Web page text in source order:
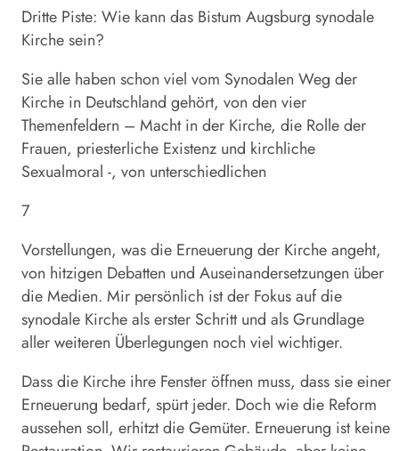
Dritte Piste: Wie kann das Bistum Augsburg synodale
Kirche sein?
Sie alle haben schon viel vom Synodalen Weg der
Kirche in Deutschland gehört, von den vier
Themenfeldern – Macht in der Kirche, die Rolle der
Frauen, priesterliche Existenz und kirchliche
Sexualmoral -, von unterschiedlichen
7
Vorstellungen, was die Erneuerung der Kirche angeht,
von hitzigen Debatten und Auseinandersetzungen über
die Medien. Mir persönlich ist der Fokus auf die
synodale Kirche als erster Schritt und als Grundlage
aller weiteren Überlegungen noch viel wichtiger.
Dass die Kirche ihre Fenster öffnen muss, dass sie einer
Erneuerung bedarf, spürt jeder. Doch wie die Reform
aussehen soll, erhitzt die Gemüter. Erneuerung ist keine